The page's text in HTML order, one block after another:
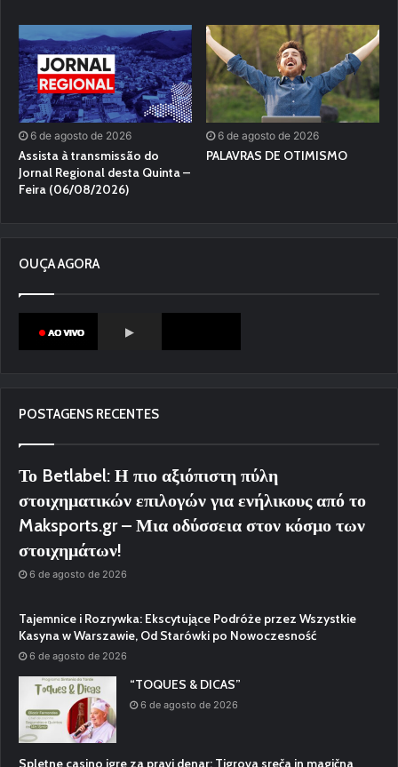
6 de agosto de 2026
Assista à transmissão do
Jornal Regional desta Quinta –
Feira (06/08/2026)
6 de agosto de 2026
PALAVRAS DE OTIMISMO
OUÇA AGORA
POSTAGENS RECENTES
Το Betlabel: Η πιο αξιόπιστη πύλη
στοιχηματικών επιλογών για ενήλικους από το
Maksports.gr – Μια οδύσσεια στον κόσμο των
στοιχημάτων!
6 de agosto de 2026
Tajemnice i Rozrywka: Ekscytujące Podróże przez Wszystkie
Kasyna w Warszawie, Od Starówki po Nowoczesność
6 de agosto de 2026
“TOQUES & DICAS”
6 de agosto de 2026
Spletne casino igre za pravi denar: Tigrova sreča in magična